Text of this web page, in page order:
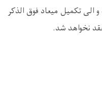
و الی تکمیل میعاد فوق الذکر
نخواهد شد.